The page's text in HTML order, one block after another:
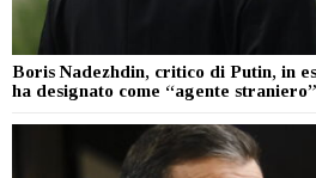
Boris Nadezhdin, critico di Putin, in
ha designato come “agente straniero”